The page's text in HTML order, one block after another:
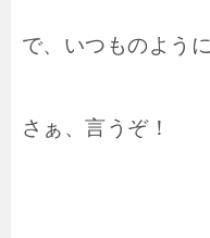
で、いつものよう
さぁ、言うぞ！